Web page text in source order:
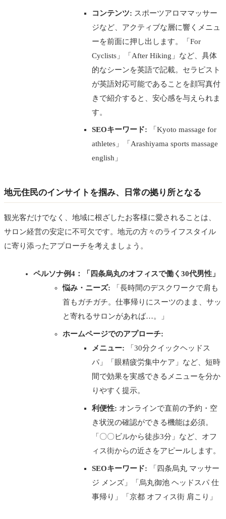
コンテンツ: スポーツアロママッサー
ジなど、アクティブな層に響くメニュ
ーを前面に押し出します。「For
Cyclists」「After Hiking」など、具体
的なシーンを英語で記載。セラピスト
が英語対応可能であることを顔写真付
きで紹介すると、安心感を与えられま
す。
SEOキーワード: 「Kyoto massage for
athletes」「Arashiyama sports massage
english」
地元住民のインサイトを掴み、日常の拠り所となる
観光客だけでなく、地域に根ざしたお客様に愛されることは、
サロン経営の安定に不可欠です。地元の方々のライフスタイル
に寄り添ったアプローチを考えましょう。
ペルソナ例4：「四条烏丸のオフィスで働く30代男性」
悩み・ニーズ: 「長時間のデスクワークで肩も
首もガチガチ。仕事帰りにスーツのまま、サッ
と寄れるサロンがあれば…。」
ホームページでのアプローチ:
メニュー: 「30分クイックヘッドス
パ」「眼精疲労集中ケア」など、短時
間で効果を実感できるメニューを分か
りやすく提示。
利便性: オンラインで直前の予約・空
き状況の確認ができる機能は必須。
「〇〇ビルから徒歩3分」など、オフ
ィス街からの近さをアピールします。
SEOキーワード: 「四条烏丸 マッサー
ジ メンズ」「烏丸御池 ヘッドスパ 仕
事帰り」「京都 オフィス街 肩こり」